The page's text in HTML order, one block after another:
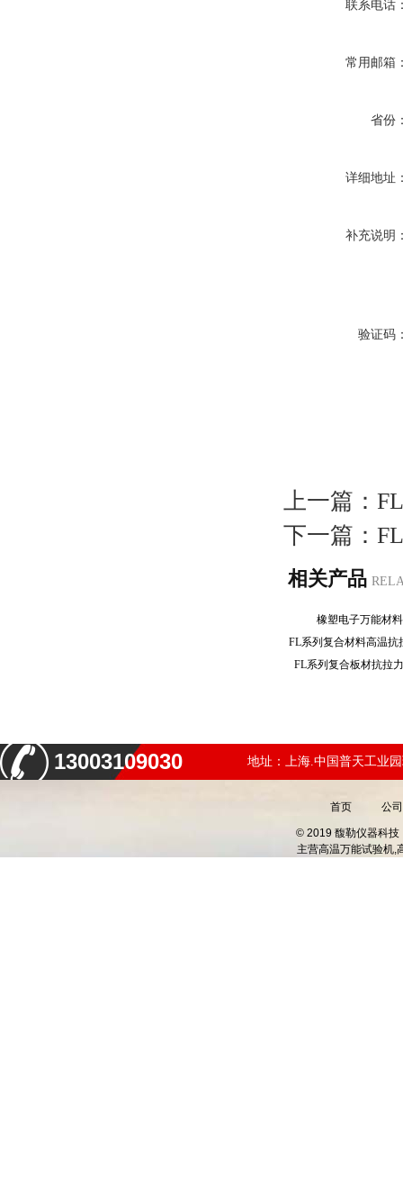
联系电话
常用邮箱
省份
详细地址
补充说明
验证码
上一篇：
下一篇：
相关产品
橡塑电子万能材
FL系列复合材料高温
FL系列复合板材抗拉
13003109030 地址：上海.中国普天工业
首页 公
© 2019 馥勒仪器科技
主营高温万能试验机,